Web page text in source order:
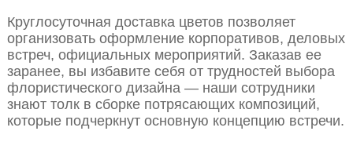
Круглосуточная доставка цветов позволяет
организовать оформление корпоративов, деловых
встреч, официальных мероприятий. Заказав ее
заранее, вы избавите себя от трудностей выбора
флористического дизайна — наши сотрудники
знают толк в сборке потрясающих композиций,
которые подчеркнут основную концепцию встречи.